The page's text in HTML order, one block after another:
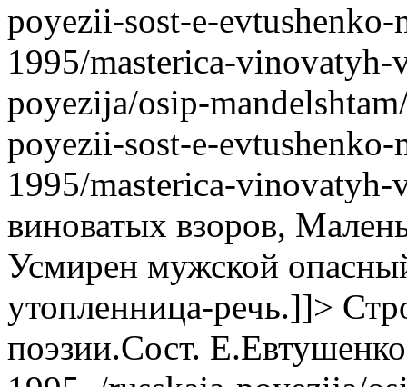
poyezii-sost-e-
1995/masterica-
poyezija/osip-
poyezii-sost-e-
1995/masterica-
виноватых взоров,
Усмирен мужской
утопленница-речь.]]>
поэзии.Сост.